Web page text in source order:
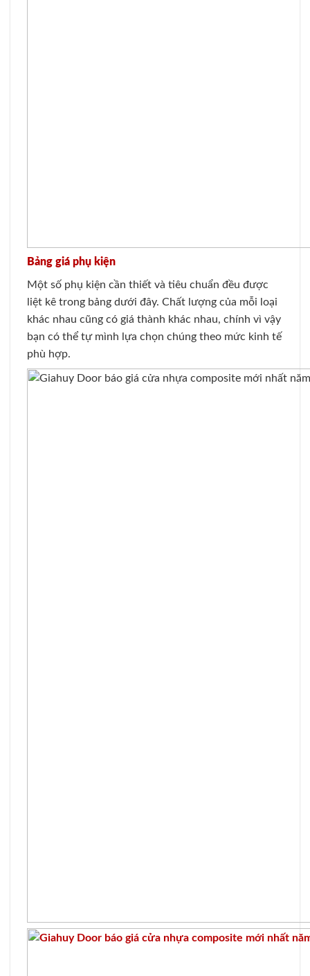
Bảng giá phụ kiện
Một số phụ kiện cần thiết và tiêu chuẩn đều được
liệt kê trong bảng dưới đây. Chất lượng của mỗi loại
khác nhau cũng có giá thành khác nhau, chính vì vậy
bạn có thể tự mình lựa chọn chúng theo mức kinh tế
phù hợp.